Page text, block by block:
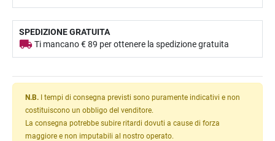
SPEDIZIONE GRATUITA
Ti mancano € 89 per ottenere la spedizione gratuita
N.B. I tempi di consegna previsti sono puramente indicativi e non
costituiscono un obbligo del venditore.
La consegna potrebbe subire ritardi dovuti a cause di forza
maggiore e non imputabili al nostro operato.